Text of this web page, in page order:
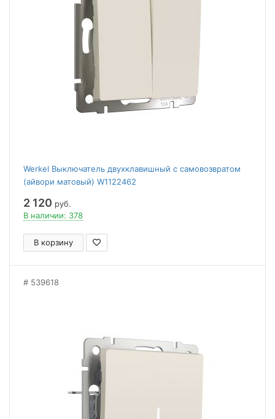
Werkel Выключатель двухклавишный с самовозвратом
(айвори матовый) W1122462
2 120 руб.
В наличии: 378
В корзину
539618